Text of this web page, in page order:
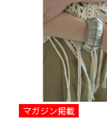
マガジン掲載